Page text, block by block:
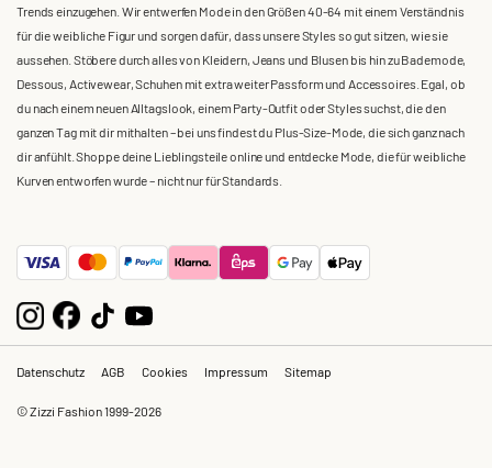
Trends einzugehen. Wir entwerfen Mode in den Größen 40-64 mit einem Verständnis
für die weibliche Figur und sorgen dafür, dass unsere Styles so gut sitzen, wie sie
aussehen. Stöbere durch alles von Kleidern, Jeans und Blusen bis hin zu Bademode,
Dessous, Activewear, Schuhen mit extra weiter Passform und Accessoires. Egal, ob
du nach einem neuen Alltagslook, einem Party-Outfit oder Styles suchst, die den
ganzen Tag mit dir mithalten – bei uns findest du Plus-Size-Mode, die sich ganz nach
dir anfühlt. Shoppe deine Lieblingsteile online und entdecke Mode, die für weibliche
Kurven entworfen wurde – nicht nur für Standards.
Datenschutz AGB Cookies Impressum Sitemap
© Zizzi Fashion 1999-2026